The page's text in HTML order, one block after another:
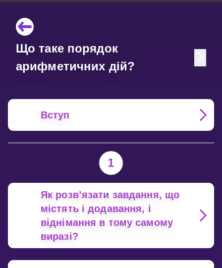
Що таке порядок
арифметичних дій?
Вступ
1
Як розв’язати завдання, що
містять і додавання, і
віднімання в тому самому
виразі?